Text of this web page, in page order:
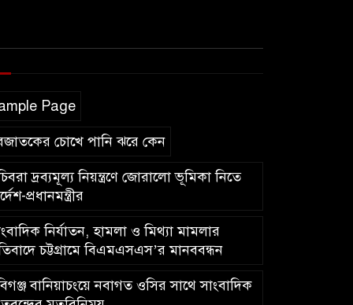
Page
চোখে পানি ঝরে কেন
দ্রব্যমূল্য নিয়ন্ত্রণে জোরালো ভূমিকা নিতে
প্রধানমন্ত্রীর
নির্যাতন, হামলা ও মিথ্যা মামলার
চট্টগ্রামে বিএমএসএস’র মানববন্ধন
বানিয়াচংয়ে নবাগত ওসির সাথে সাংবাদিক